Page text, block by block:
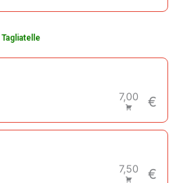
Tagliatelle
7,00 €
7,50 €